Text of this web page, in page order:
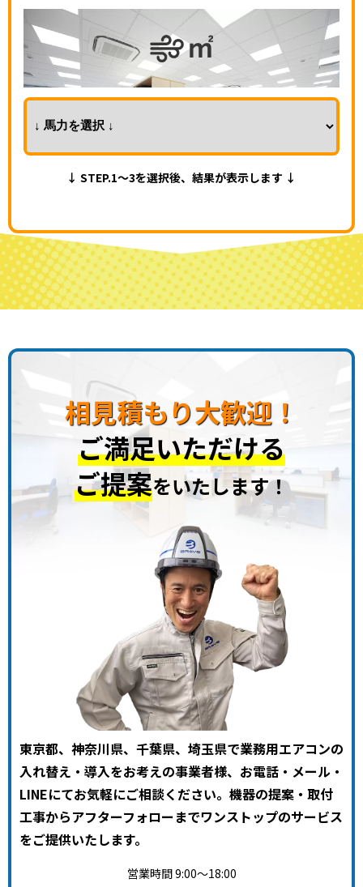
↓ STEP.1～3を選択後、結果が表示します ↓
相見積もり大歓迎！
ご満足いただける
ご提案をいたします！
東京都、神奈川県、千葉県、埼玉県で業務用エアコンの
入れ替え・導入をお考えの事業者様、お電話・メール・
LINEにてお気軽にご相談ください。機器の提案・取付
工事からアフターフォローまでワンストップのサービス
をご提供いたします。
営業時間 9:00～18:00